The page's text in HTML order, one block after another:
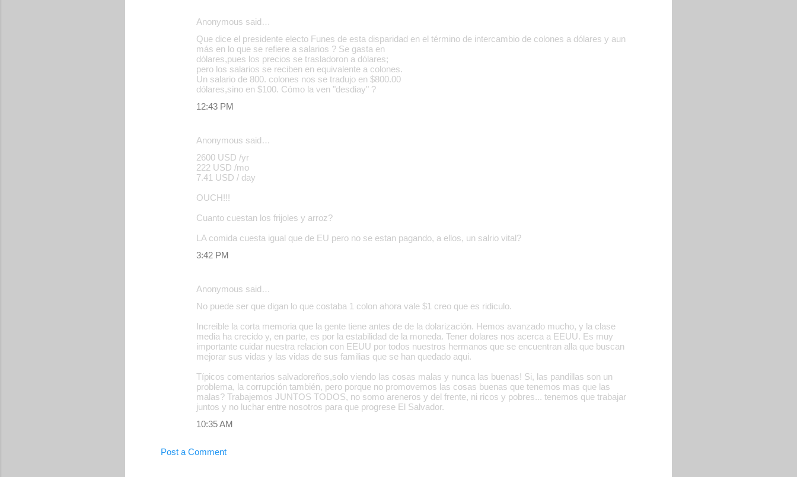
Anonymous said…
Que dice el presidente electo Funes de esta disparidad en el término de intercambio de colones a dólares y aun
más en lo que se refiere a salarios ? Se gasta en
dólares,pues los precios se trasladoron a dólares;
pero los salarios se reciben en equivalente a colones.
Un salario de 800. colones nos se tradujo en $800.00
dólares,sino en $100. Cómo la ven "desdiay" ?
12:43 PM
Anonymous said…
2600 USD /yr
222 USD /mo
7.41 USD / day
OUCH!!!
Cuanto cuestan los frijoles y arroz?
LA comida cuesta igual que de EU pero no se estan pagando, a ellos, un salrio vital?
3:42 PM
Anonymous said…
No puede ser que digan lo que costaba 1 colon ahora vale $1 creo que es ridiculo.
Increible la corta memoria que la gente tiene antes de de la dolarización. Hemos avanzado mucho, y la clase
media ha crecido y, en parte, es por la estabilidad de la moneda. Tener dolares nos acerca a EEUU. Es muy
importante cuidar nuestra relacion con EEUU por todos nuestros hermanos que se encuentran alla que buscan
mejorar sus vidas y las vidas de sus familias que se han quedado aqui.
Típicos comentarios salvadoreños,solo viendo las cosas malas y nunca las buenas! Si, las pandillas son un
problema, la corrupción también, pero porque no promovemos las cosas buenas que tenemos mas que las
malas? Trabajemos JUNTOS TODOS, no somo areneros y del frente, ni ricos y pobres... tenemos que trabajar
juntos y no luchar entre nosotros para que progrese El Salvador.
10:35 AM
Post a Comment